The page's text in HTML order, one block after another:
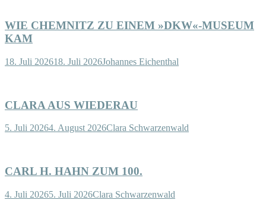
WIE CHEMNITZ ZU EINEM »DKW«-MUSEUM
KAM
18. Juli 202618. Juli 2026Johannes Eichenthal
CLARA AUS WIEDERAU
5. Juli 20264. August 2026Clara Schwarzenwald
CARL H. HAHN ZUM 100.
4. Juli 20265. Juli 2026Clara Schwarzenwald